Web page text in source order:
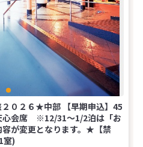
０２６★中部 【早期申込】45
心会席 ※12/31～1/2泊は「お
が変更となります。★【禁
室)